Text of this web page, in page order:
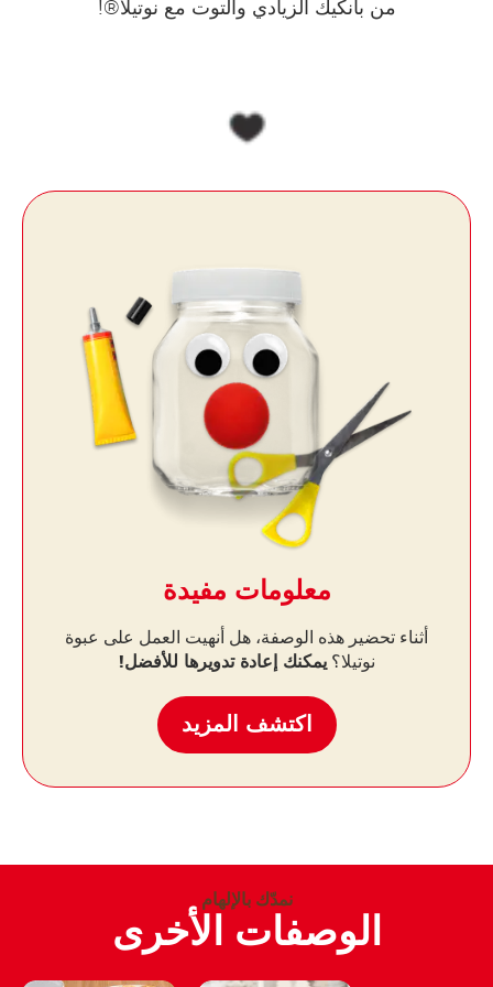
من بانكيك الزيادي والتوت مع نوتيلا®!
معلومات مفيدة
أثناء تحضير هذه الوصفة، هل أنهيت العمل على عبوة
نوتيلا؟يمكنك إعادة تدويرها للأفضل!
اكتشف المزيد
نمدّك بالإلهام
الوصفات الأخرى